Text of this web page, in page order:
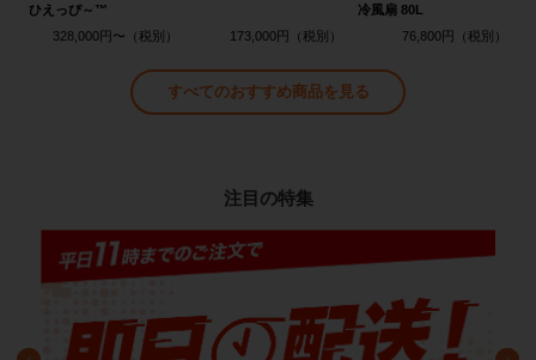
ひえっぴ～™
328,000円〜
173,000円
冷風扇 80L
76,800円
すべてのおすすめ商品を見る
注目の特集